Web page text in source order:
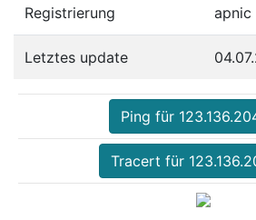
Registrierung apnic
Letztes update
Ping für
Tracert für